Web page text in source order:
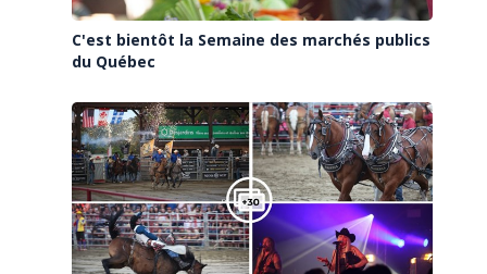
C'est bientôt la Semaine des marchés publics
du Québec